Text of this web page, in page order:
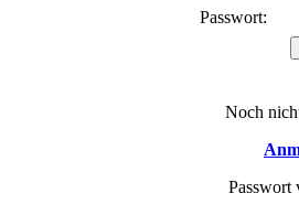
Passwort:
Noch
Passwort